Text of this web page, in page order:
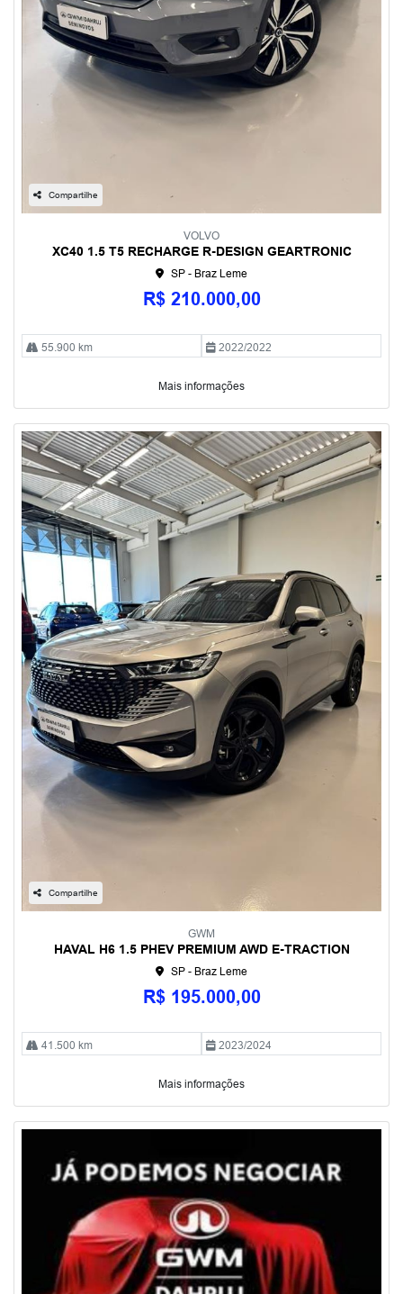
Compartilhe
VOLVO
XC40 1.5 T5 RECHARGE R-DESIGN GEARTRONIC
SP - Braz Leme
R$ 210.000,00
55.900 km 2022/2022
Mais informações
Compartilhe
GWM
HAVAL H6 1.5 PHEV PREMIUM AWD E-TRACTION
SP - Braz Leme
R$ 195.000,00
41.500 km 2023/2024
Mais informações